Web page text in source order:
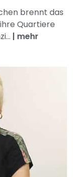
brennt das
Quartiere
| mehr